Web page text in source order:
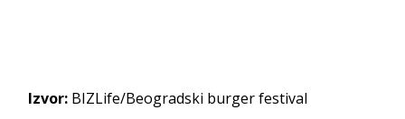
Izvor: BIZLife/Beogradski burger festival